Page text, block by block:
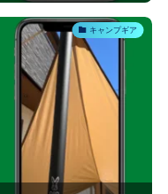
キャンプギア